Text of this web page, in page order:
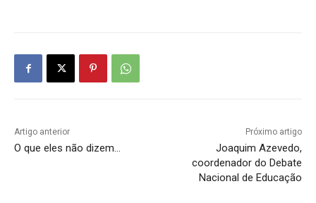
Artigo anterior
O que eles não dizem…
Próximo artigo
Joaquim Azevedo,
coordenador do Debate
Nacional de Educação